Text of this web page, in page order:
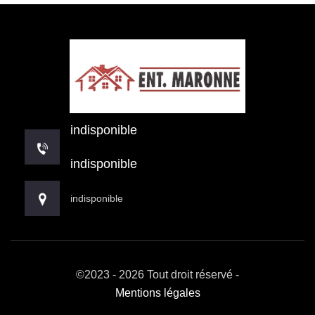
indisponible
indisponible
indisponible
©2023 - 2026 Tout droit réservé -
Mentions légales